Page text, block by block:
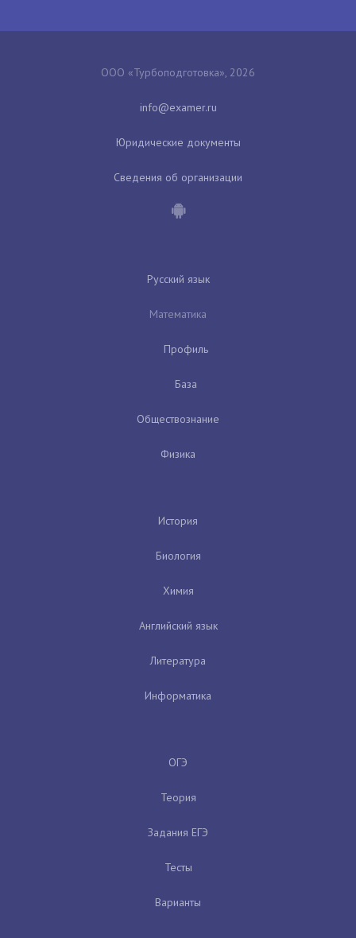
ООО «Турбоподготовка», 2026
Юридические документы
Сведения об организации
Русский язык
Математика
Профиль
База
Обществознание
Физика
История
Биология
Химия
Английский язык
Литература
Информатика
ОГЭ
Теория
Задания ЕГЭ
Тесты
Варианты